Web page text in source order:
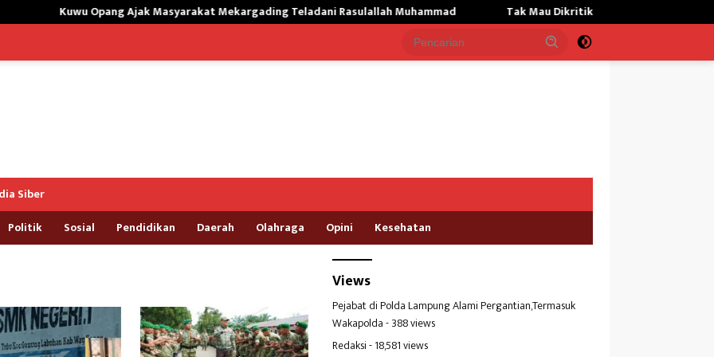
Opang Ajak Masyarakat Mekargading Teladani Rasulallah Muhammad Tak Mau Dikritik,Kepsek SMKN 01 Gunung Labuhan
Siber
Politik Sosial Pendidikan Daerah Olahraga Opini Kesehatan
Views
Pejabat di Polda Lampung Alami Pergantian,Termasuk
Wakapolda- 388 views
Redaksi- 18,581 views